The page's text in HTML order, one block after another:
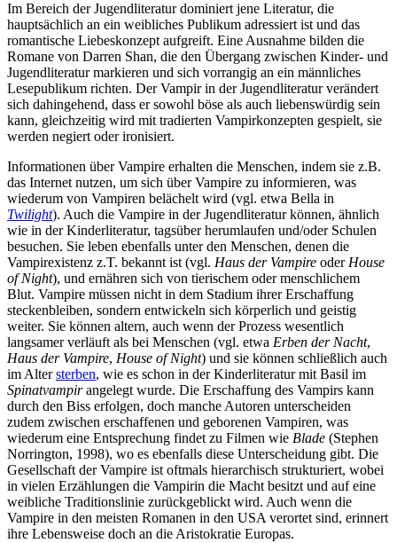
Im Bereich der Jugendliteratur dominiert jene Literatur, die
hauptsächlich an ein weibliches Publikum adressiert ist und das
romantische Liebeskonzept aufgreift. Eine Ausnahme bilden die
Romane von Darren Shan, die den Übergang zwischen Kinder- und
Jugendliteratur markieren und sich vorrangig an ein männliches
Lesepublikum richten. Der Vampir in der Jugendliteratur verändert
sich dahingehend, dass er sowohl böse als auch liebenswürdig sein
kann, gleichzeitig wird mit tradierten Vampirkonzepten gespielt, sie
werden negiert oder ironisiert.
Informationen über Vampire erhalten die Menschen, indem sie z.B.
das Internet nutzen, um sich über Vampire zu informieren, was
wiederum von Vampiren belächelt wird (vgl. etwa Bella in
Twilight). Auch die Vampire in der Jugendliteratur können, ähnlich
wie in der Kinderliteratur, tagsüber herumlaufen und/oder Schulen
besuchen. Sie leben ebenfalls unter den Menschen, denen die
Vampirexistenz z.T. bekannt ist (vgl. Haus der Vampire oder House
of Night), und ernähren sich von tierischem oder menschlichem
Blut. Vampire müssen nicht in dem Stadium ihrer Erschaffung
steckenbleiben, sondern entwickeln sich körperlich und geistig
weiter. Sie können altern, auch wenn der Prozess wesentlich
langsamer verläuft als bei Menschen (vgl. etwa Erben der Nacht,
Haus der Vampire, House of Night) und sie können schließlich auch
im Altersterben, wie es schon in der Kinderliteratur mit Basil im
Spinatvampirangelegt wurde. Die Erschaffung des Vampirs kann
durch den Biss erfolgen, doch manche Autoren unterscheiden
zudem zwischen erschaffenen und geborenen Vampiren, was
wiederum eine Entsprechung findet zu Filmen wie Blade (Stephen
Norrington, 1998), wo es ebenfalls diese Unterscheidung gibt. Die
Gesellschaft der Vampire ist oftmals hierarchisch strukturiert, wobei
in vielen Erzählungen die Vampirin die Macht besitzt und auf eine
weibliche Traditionslinie zurückgeblickt wird. Auch wenn die
Vampire in den meisten Romanen in den USA verortet sind, erinnert
ihre Lebensweise doch an die Aristokratie Europas.